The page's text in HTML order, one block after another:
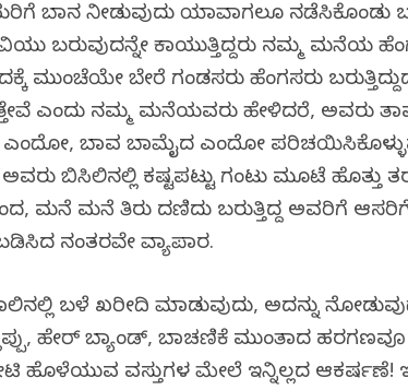
ಬಾಗಿನ ನೀಡುವುದು ಯಾವಾಗಲೂ
ಬರುವುದನ್ನೇ ಕಾಯುತ್ತಿದ್ದರು ನಮ್ಮ ಮನೆಯ
ಮುಂಚೆಯೇ ಬೇರೆ ಗಂಡಸರು ಹೆಂಗಸರು
ಎಂದು ನಮ್ಮ ಮನೆಯವರು ಹೇಳಿದರೆ, ಅವರು
ಬಾವ ಬಾಮೈದ ಎಂದೋ
ಬಿಸಿಲಿನಲ್ಲಿ ಕಷ್ಟಪಟ್ಟು ಗಂಟು ಮೂಟೆ ಹೊತ್ತು
ಮನೆ ಮನೆ ತಿರುಗಿ ದಣಿದು ಬರುತ್ತಿದ್ದ ಅವರಿಗೆ
ನಂತರವೇ ವ್ಯಾಪಾರ.
ಬಳೆ ಖರೀದಿ ಮಾಡುವುದು, ಅದನ್ನು
ಹೇರ್ ಬ್ಯಾಂಡ್, ಬಾಚಣಿಕೆ ಮುಂತಾದ ಹರಗಣವೂ
ಹೊಳೆಯುವ ವಸ್ತುಗಳ ಮೇಲೆ ಇನ್ನಿಲ್ಲದ ಆಕರ್ಷಣೆ!